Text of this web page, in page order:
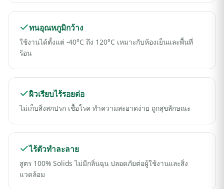
ทนอุณหภูมิกว้าง
ใช้งานได้ตั้งแต่ -40°C ถึง 120°C เหมาะกับห้องเย็นและพื้นที่
ร้อน
ผิวเรียบไร้รอยต่อ
ไม่เก็บสิ่งสกปรก เชื้อโรค ทำความสะอาดง่าย ถูกสุขลักษณะ
ไร้ตัวทำละลาย
สูตร 100% Solids ไม่มีกลิ่นฉุน ปลอดภัยต่อผู้ใช้งานและสิ่ง
แวดล้อม